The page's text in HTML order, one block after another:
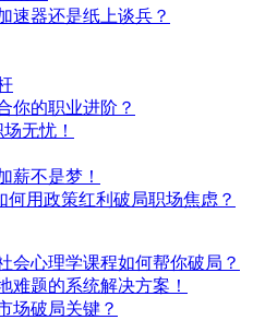
速器还是纸上谈兵？
你的职业进阶？
无忧！
薪不是梦！
何用政策红利破局职场焦虑？
会心理学课程如何帮你破局？
难题的系统解决方案！
场破局关键？